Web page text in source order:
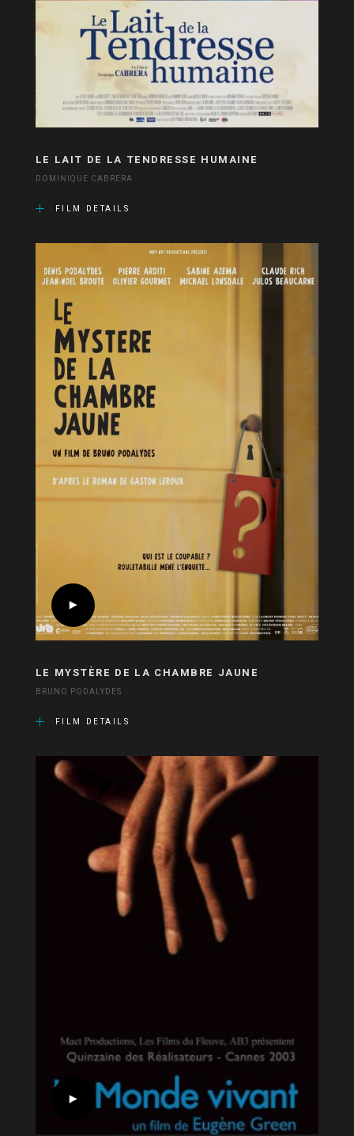
LE LAIT DE LA TENDRESSE HUMAINE
DOMINIQUE CABRERA
FILM DETAILS
LE MYSTÈRE DE LA CHAMBRE JAUNE
BRUNO PODALYDES
FILM DETAILS